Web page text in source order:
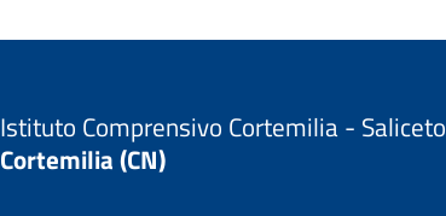
Istituto Comprensivo Cortemilia - Saliceto
Cortemilia (CN)